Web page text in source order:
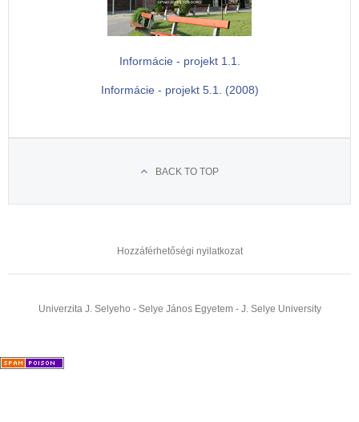
Informácie - projekt 1.1.
Informácie - projekt 5.1. (2008)
BACK TO TOP
Hozzáférhetőségi nyilatkozat
Univerzita J. Selyeho - Selye János Egyetem - J. Selye University